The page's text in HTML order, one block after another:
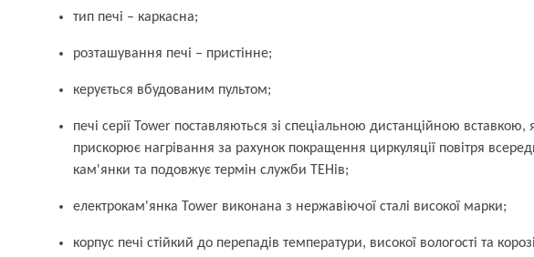
тип печі – каркасна;
розташування печі – пристінне;
керується вбудованим пультом;
печі серії Tower поставляються зі спеціальною дистанційною вставкою,
прискорює нагрівання за рахунок покращення циркуляції повітря
кам'янки та подовжує термін служби ТЕНів;
електрокам'янка Tower виконана з нержавіючої сталі високої марки;
корпус печі стійкий до перепадів температури, високої вологості та